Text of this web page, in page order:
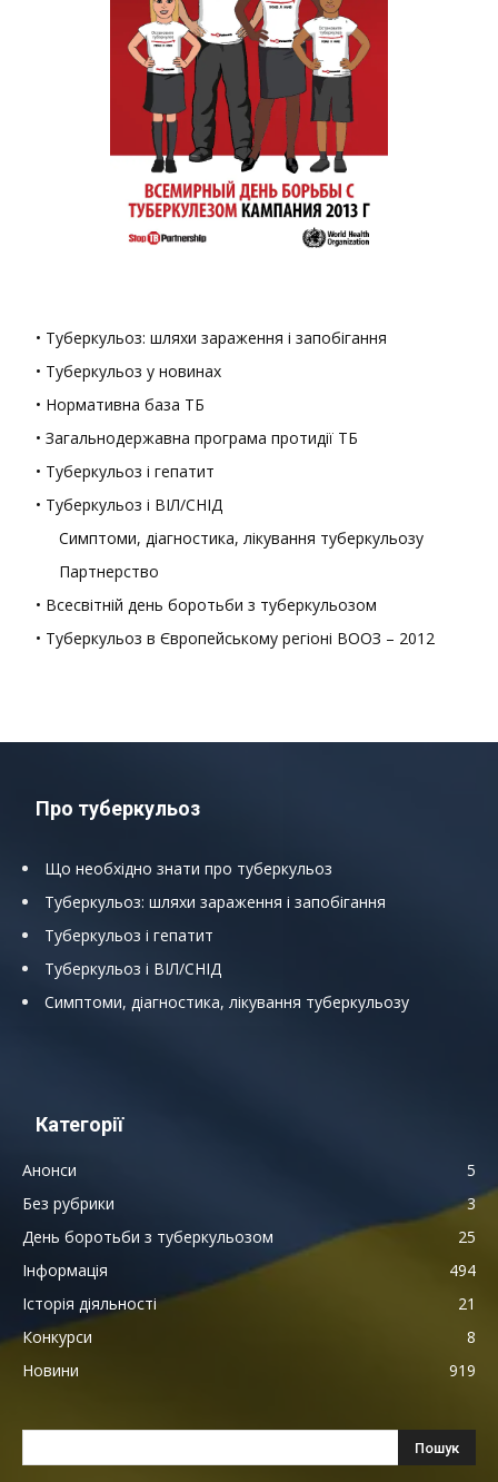
• Туберкульоз: шляхи зараження і запобігання
• Туберкульоз у новинах
• Нормативна база ТБ
• Загальнодержавна програма протидії ТБ
• Туберкульоз і гепатит
• Туберкульоз і ВІЛ/СНІД
Симптоми, діагностика, лікування туберкульозу
Партнерство
• Всесвітній день боротьби з туберкульозом
• Туберкульоз в Європейському регіоні ВООЗ – 2012
Про туберкульоз
Що необхідно знати про туберкульоз
Туберкульоз: шляхи зараження і запобігання
Туберкульоз і гепатит
Туберкульоз і ВІЛ/СНІД
Симптоми, діагностика, лікування туберкульозу
Категорії
Анонси
5
Без рубрики
3
День боротьби з туберкульозом
25
Інформація
494
Історія діяльності
21
Конкурси
8
Новини
919